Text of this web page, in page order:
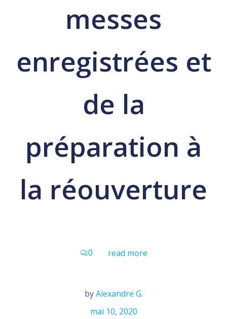
messes
enregistrées et
de la
préparation à
la réouverture
0 read more
byAlexandre G.
mai 10, 2020